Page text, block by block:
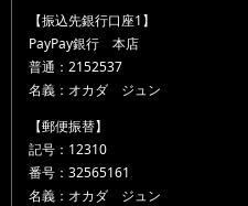
【振込先銀行口座1】
PayPay銀行 本店
普通：2152537
名義：オカダ ジュン
【郵便振替】
記号：12310
番号：32565161
名義：オカダ ジュン